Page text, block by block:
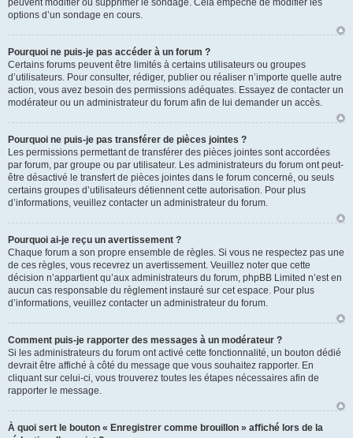
peuvent modifier ou supprimer le sondage. Cela empêche de modifier les
options d’un sondage en cours.
Pourquoi ne puis-je pas accéder à un forum ?
Certains forums peuvent être limités à certains utilisateurs ou groupes
d’utilisateurs. Pour consulter, rédiger, publier ou réaliser n’importe quelle autre
action, vous avez besoin des permissions adéquates. Essayez de contacter un
modérateur ou un administrateur du forum afin de lui demander un accès.
Pourquoi ne puis-je pas transférer de pièces jointes ?
Les permissions permettant de transférer des pièces jointes sont accordées
par forum, par groupe ou par utilisateur. Les administrateurs du forum ont peut-
être désactivé le transfert de pièces jointes dans le forum concerné, ou seuls
certains groupes d’utilisateurs détiennent cette autorisation. Pour plus
d’informations, veuillez contacter un administrateur du forum.
Pourquoi ai-je reçu un avertissement ?
Chaque forum a son propre ensemble de règles. Si vous ne respectez pas une
de ces règles, vous recevrez un avertissement. Veuillez noter que cette
décision n’appartient qu’aux administrateurs du forum, phpBB Limited n’est en
aucun cas responsable du règlement instauré sur cet espace. Pour plus
d’informations, veuillez contacter un administrateur du forum.
Comment puis-je rapporter des messages à un modérateur ?
Si les administrateurs du forum ont activé cette fonctionnalité, un bouton dédié
devrait être affiché à côté du message que vous souhaitez rapporter. En
cliquant sur celui-ci, vous trouverez toutes les étapes nécessaires afin de
rapporter le message.
À quoi sert le bouton « Enregistrer comme brouillon » affiché lors de la